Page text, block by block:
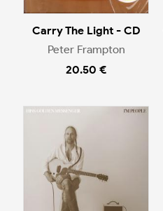
Carry The Light - CD
Peter Frampton
20.50 €